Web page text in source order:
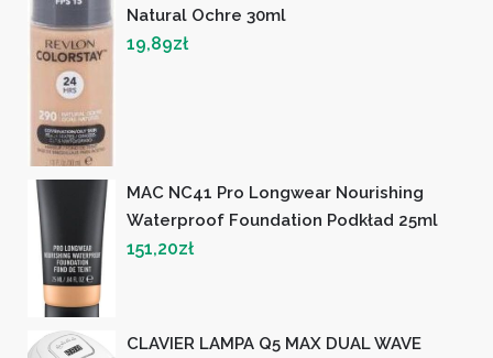
Natural Ochre 30ml
19,89zł
MAC NC41 Pro Longwear Nourishing
Waterproof Foundation Podkład 25ml
151,20zł
CLAVIER LAMPA Q5 MAX DUAL WAVE